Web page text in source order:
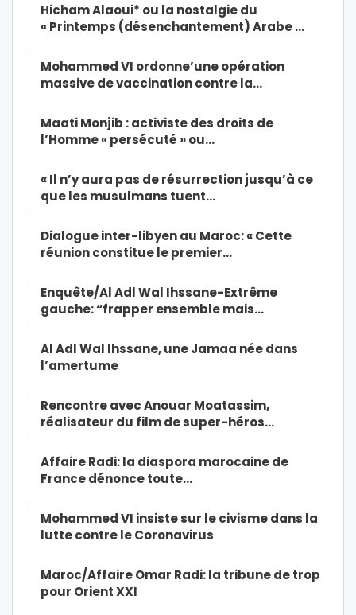
Hicham Alaoui* ou la nostalgie du
« Printemps (désenchantement) Arabe …
Mohammed VI ordonne’une opération
massive de vaccination contre la…
Maati Monjib : activiste des droits de
l’Homme « persécuté » ou…
« Il n’y aura pas de résurrection jusqu’à ce
que les musulmans tuent…
Dialogue inter-libyen au Maroc: « Cette
réunion constitue le premier…
Enquête/Al Adl Wal Ihssane-Extrême
gauche: “frapper ensemble mais…
Al Adl Wal Ihssane, une Jamaa née dans
l’amertume
Rencontre avec Anouar Moatassim,
réalisateur du film de super-héros…
Affaire Radi: la diaspora marocaine de
France dénonce toute…
Mohammed VI insiste sur le civisme dans la
lutte contre le Coronavirus
Maroc/Affaire Omar Radi: la tribune de trop
pour Orient XXI